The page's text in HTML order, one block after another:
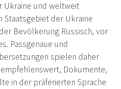
Ukraine und weltweit
Staatsgebiet der Ukraine
Bevölkerung Russisch, vor
Passgenaue und
spielen daher
Dokumente,
in der präferierten Sprache